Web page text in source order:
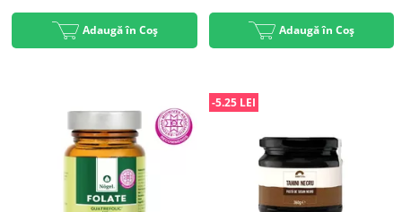
Adaugă în Coș Adaugă în Coș
-5.25 LEI